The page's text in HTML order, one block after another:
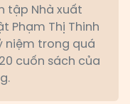
tập Nhà xuất
Phạm Thị Thinh
niệm trong quá
cuốn sách của